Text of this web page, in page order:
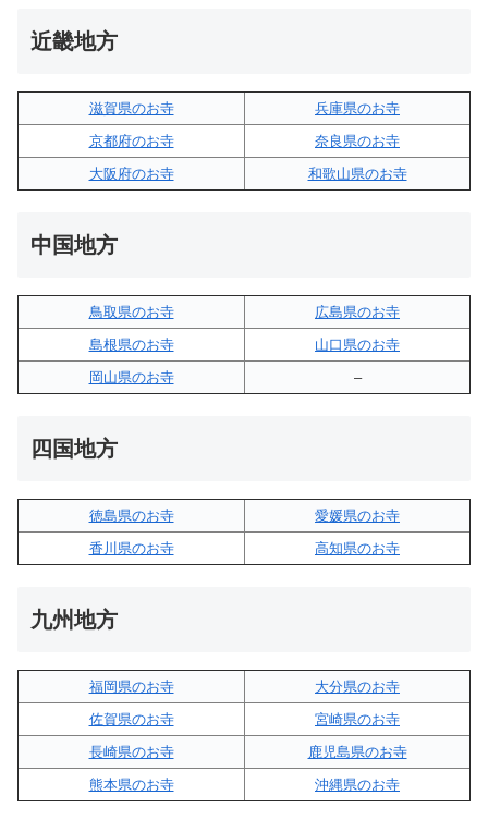
近畿地方
滋賀県のお寺
兵庫県のお寺
京都府のお寺
奈良県のお寺
大阪府のお寺
和歌山県のお寺
中国地方
鳥取県のお寺
広島県のお寺
島根県のお寺
山口県のお寺
岡山県のお寺
–
四国地方
徳島県のお寺
愛媛県のお寺
香川県のお寺
高知県のお寺
九州地方
福岡県のお寺
大分県のお寺
佐賀県のお寺
宮崎県のお寺
長崎県のお寺
鹿児島県のお寺
熊本県のお寺
沖縄県のお寺